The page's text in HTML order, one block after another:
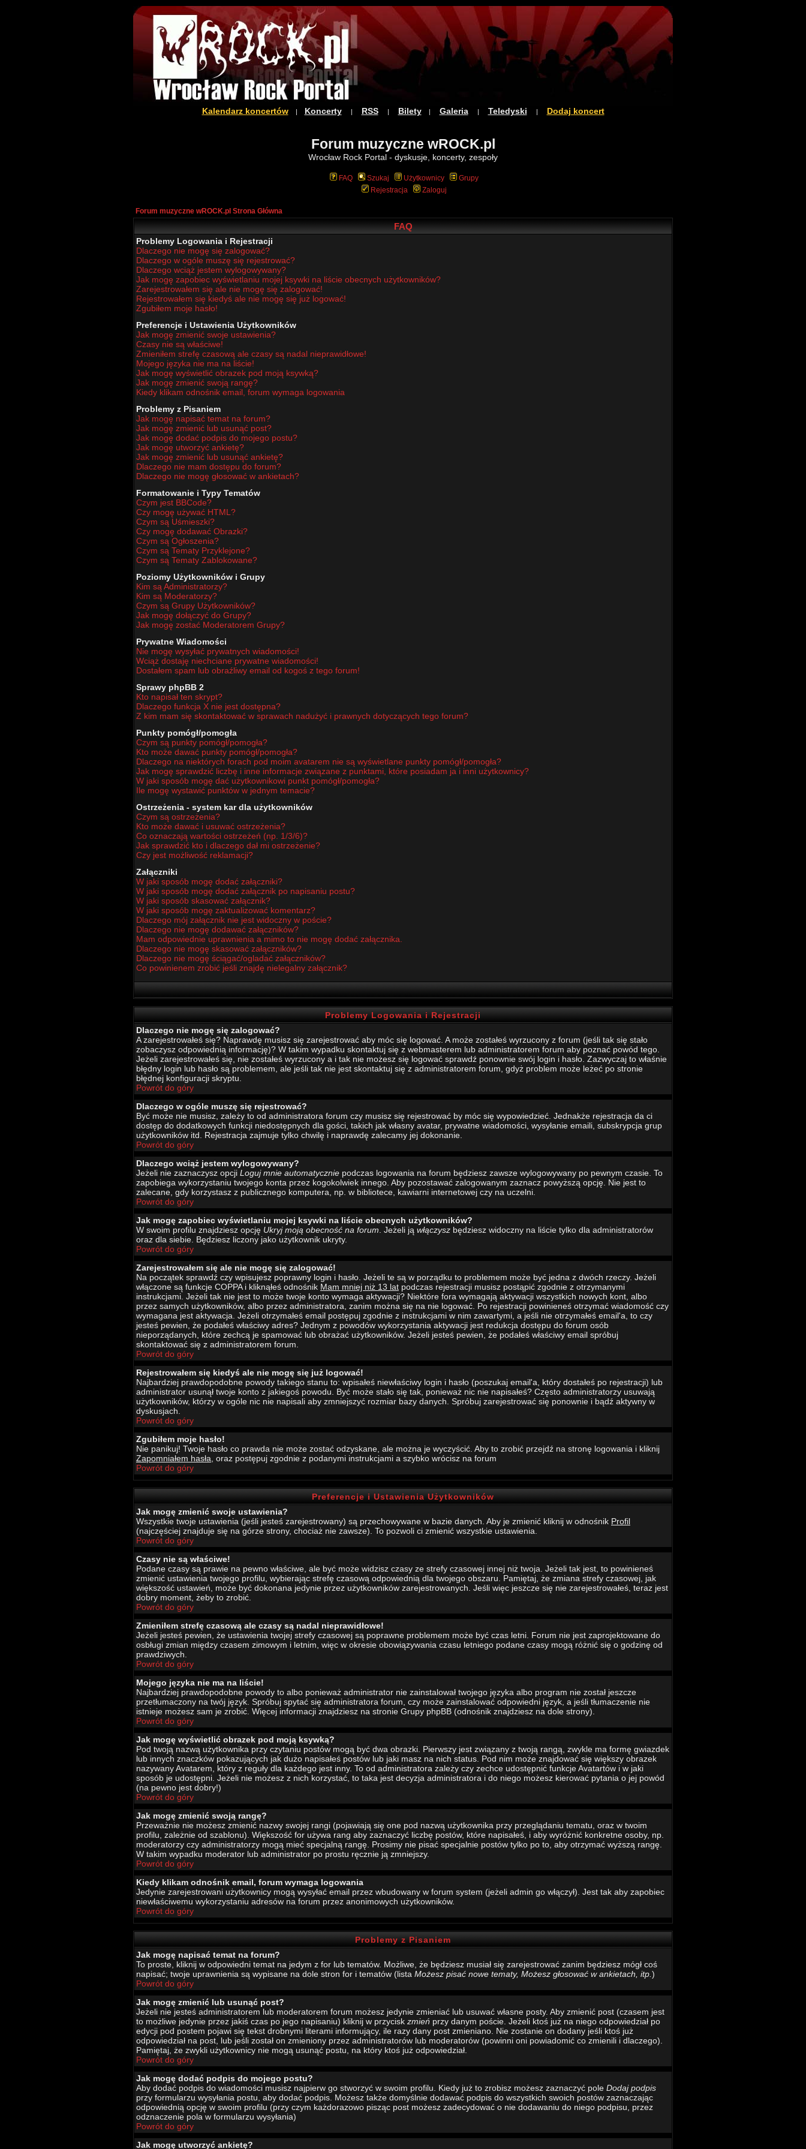
Kalendarz koncertów| Koncerty| RSS| Bilety| Galeria| Teledyski | Dodaj koncert
Forum muzyczne wROCK.pl
Wrocław Rock Portal - dyskusje, koncerty, zespoły
FAQ Szukaj Użytkownicy
Grupy
Rejestracja
Zaloguj
Forum muzyczne wROCK.pl Strona Główna
FAQ
Problemy Logowania i Rejestracji
Dlaczego nie mogę się zalogować?
Dlaczego w ogóle muszę się rejestrować?
Dlaczego wciąż jestem wylogowywany?
Jak mogę zapobiec wyświetlaniu mojej ksywki na liście obecnych użytkowników?
Zarejestrowałem się ale nie mogę się zalogować!
Rejestrowałem się kiedyś ale nie mogę się już logować!
Zgubiłem moje hasło!
Preferencje i Ustawienia Użytkowników
Jak mogę zmienić swoje ustawienia?
Czasy nie są właściwe!
Zmieniłem strefę czasową ale czasy są nadal nieprawidłowe!
Mojego języka nie ma na liście!
Jak mogę wyświetlić obrazek pod moją ksywką?
Jak mogę zmienić swoją rangę?
Kiedy klikam odnośnik email, forum wymaga logowania
Problemy z Pisaniem
Jak mogę napisać temat na forum?
Jak mogę zmienić lub usunąć post?
Jak mogę dodać podpis do mojego postu?
Jak mogę utworzyć ankietę?
Jak mogę zmienić lub usunąć ankietę?
Dlaczego nie mam dostępu do forum?
Dlaczego nie mogę głosować w ankietach?
Formatowanie i Typy Tematów
Czym jest BBCode?
Czy mogę używać HTML?
Czym są Uśmieszki?
Czy mogę dodawać Obrazki?
Czym są Ogłoszenia?
Czym są Tematy Przyklejone?
Czym są Tematy Zablokowane?
Poziomy Użytkowników i Grupy
Kim są Administratorzy?
Kim są Moderatorzy?
Czym są Grupy Użytkowników?
Jak mogę dołączyć do Grupy?
Jak mogę zostać Moderatorem Grupy?
Prywatne Wiadomości
Nie mogę wysyłać prywatnych wiadomości!
Wciąż dostaję niechciane prywatne wiadomości!
Dostałem spam lub obraźliwy email od kogoś z tego forum!
Sprawy phpBB 2
Kto napisał ten skrypt?
Dlaczego funkcja X nie jest dostępna?
Z kim mam się skontaktować w sprawach nadużyć i prawnych dotyczących tego forum?
Punkty pomógł/pomogła
Czym są punkty pomógł/pomogła?
Kto może dawać punkty pomógł/pomogła?
Dlaczego na niektórych forach pod moim avatarem nie są wyświetlane punkty pomógł/pomogła?
Jak mogę sprawdzić liczbę i inne informacje związane z punktami, które posiadam ja i inni użytkownicy?
W jaki sposób mogę dać użytkownikowi punkt pomógł/pomogła?
Ile mogę wystawić punktów w jednym temacie?
Ostrzeżenia - system kar dla użytkowników
Czym są ostrzeżenia?
Kto może dawać i usuwać ostrzeżenia?
Co oznaczają wartości ostrzeżeń (np. 1/3/6)?
Jak sprawdzić kto i dlaczego dał mi ostrzeżenie?
Czy jest możliwość reklamacji?
Załączniki
W jaki sposób mogę dodać załączniki?
W jaki sposób mogę dodać załącznik po napisaniu postu?
W jaki sposób skasować załącznik?
W jaki sposób mogę zaktualizować komentarz?
Dlaczego mój załącznik nie jest widoczny w poście?
Dlaczego nie mogę dodawać załączników?
Mam odpowiednie uprawnienia a mimo to nie mogę dodać załącznika.
Dlaczego nie mogę skasować załączników?
Dlaczego nie mogę ściągać/ogladać załączników?
Co powinienem zrobić jeśli znajdę nielegalny załącznik?
Problemy Logowania i Rejestracji
Dlaczego nie mogę się zalogować?
A zarejestrowałeś się? Naprawdę musisz się zarejestrować aby móc się logować. A może zostałeś wyrzucony z forum (jeśli tak się stało
zobaczysz odpowiednią informację)? W takim wypadku skontaktuj się z webmasterem lub administratorem forum aby poznać powód tego.
Jeżeli zarejestrowałeś się, nie zostałeś wyrzucony a i tak nie możesz się logować sprawdź ponownie swój login i hasło. Zazwyczaj to właśnie
błędny login lub hasło są problemem, ale jeśli tak nie jest skontaktuj się z administratorem forum, gdyż problem może leżeć po stronie
błędnej konfiguracji skryptu.
Powrót do góry
Dlaczego w ogóle muszę się rejestrować?
Być może nie musisz, zależy to od administratora forum czy musisz się rejestrować by móc się wypowiedzieć. Jednakże rejestracja da ci
dostęp do dodatkowych funkcji niedostępnych dla gości, takich jak własny avatar, prywatne wiadomości, wysyłanie emaili, subskrypcja grup
użytkowników itd. Rejestracja zajmuje tylko chwilę i naprawdę zalecamy jej dokonanie.
Powrót do góry
Dlaczego wciąż jestem wylogowywany?
Jeżeli nie zaznaczysz opcji Loguj mnie automatycznie podczas logowania na forum będziesz zawsze wylogowywany po pewnym czasie. To
zapobiega wykorzystaniu twojego konta przez kogokolwiek innego. Aby pozostawać zalogowanym zaznacz powyższą opcję. Nie jest to
zalecane, gdy korzystasz z publicznego komputera, np. w bibliotece, kawiarni internetowej czy na uczelni.
Powrót do góry
Jak mogę zapobiec wyświetlaniu mojej ksywki na liście obecnych użytkowników?
W swoim profilu znajdziesz opcję Ukryj moją obecność na forum . Jeżeli ją włączysz będziesz widoczny na liście tylko dla administratorów
oraz dla siebie. Będziesz liczony jako użytkownik ukryty.
Powrót do góry
Zarejestrowałem się ale nie mogę się zalogować!
Na początek sprawdź czy wpisujesz poprawny login i hasło. Jeżeli te są w porządku to problemem może być jedna z dwóch rzeczy. Jeżeli
włączone są funkcje COPPA i kliknąłeś odnośnik Mam mniej niż 13 lat podczas rejestracji musisz postąpić zgodnie z otrzymanymi
instrukcjami. Jeżeli tak nie jest to może twoje konto wymaga aktywacji? Niektóre fora wymagają aktywacji wszystkich nowych kont, albo
przez samych użytkowników, albo przez administratora, zanim można się na nie logować. Po rejestracji powinieneś otrzymać wiadomość czy
wymagana jest aktywacja. Jeżeli otrzymałeś email postępuj zgodnie z instrukcjami w nim zawartymi, a jeśli nie otrzymałeś email'a, to czy
jesteś pewien, że podałeś właściwy adres? Jednym z powodów wykorzystania aktywacji jest redukcja dostępu do forum osób
nieporządanych, które zechcą je spamować lub obrażać użytkowników. Jeżeli jesteś pewien, że podałeś właściwy email spróbuj
skontaktować się z administratorem forum.
Powrót do góry
Rejestrowałem się kiedyś ale nie mogę się już logować!
Najbardziej prawdopodobne powody takiego stanu to: wpisałeś niewłaściwy login i hasło (poszukaj email'a, który dostałeś po rejestracji) lub
administrator usunął twoje konto z jakiegoś powodu. Być może stało się tak, ponieważ nic nie napisałeś? Często administratorzy usuwają
użytkowników, którzy w ogóle nic nie napisali aby zmniejszyć rozmiar bazy danych. Spróbuj zarejestrować się ponownie i bądź aktywny w
dyskusjach.
Powrót do góry
Zgubiłem moje hasło!
Nie panikuj! Twoje hasło co prawda nie może zostać odzyskane, ale można je wyczyścić. Aby to zrobić przejdź na stronę logowania i kliknij
Zapomniałem hasła , oraz postępuj zgodnie z podanymi instrukcjami a szybko wrócisz na forum
Powrót do góry
Preferencje i Ustawienia Użytkowników
Jak mogę zmienić swoje ustawienia?
Wszystkie twoje ustawienia (jeśli jesteś zarejestrowany) są przechowywane w bazie danych. Aby je zmienić kliknij w odnośnik Profil
(najczęściej znajduje się na górze strony, chociaż nie zawsze). To pozwoli ci zmienić wszystkie ustawienia.
Powrót do góry
Czasy nie są właściwe!
Podane czasy są prawie na pewno właściwe, ale być może widzisz czasy ze strefy czasowej innej niż twoja. Jeżeli tak jest, to powinieneś
zmienić ustawienia twojego profilu, wybierając strefę czasową odpowiednią dla twojego obszaru. Pamiętaj, że zmiana strefy czasowej, jak
większość ustawień, może być dokonana jedynie przez użytkowników zarejestrowanych. Jeśli więc jeszcze się nie zarejestrowałeś, teraz jest
dobry moment, żeby to zrobić.
Powrót do góry
Zmieniłem strefę czasową ale czasy są nadal nieprawidłowe!
Jeżeli jesteś pewien, że ustawienia twojej strefy czasowej są poprawne problemem może być czas letni. Forum nie jest zaprojektowane do
osbługi zmian między czasem zimowym i letnim, więc w okresie obowiązywania czasu letniego podane czasy mogą różnić się o godzinę od
prawdziwych.
Powrót do góry
Mojego języka nie ma na liście!
Najbardziej prawdopodobne powody to albo ponieważ administrator nie zainstalował twojego języka albo program nie został jeszcze
przetłumaczony na twój język. Spróbuj spytać się administratora forum, czy może zainstalować odpowiedni język, a jeśli tłumaczenie nie
istnieje możesz sam je zrobić. Więcej informacji znajdziesz na stronie Grupy phpBB (odnośnik znajdziesz na dole strony).
Powrót do góry
Jak mogę wyświetlić obrazek pod moją ksywką?
Pod twoją nazwą użytkownika przy czytaniu postów mogą być dwa obrazki. Pierwszy jest związany z twoją rangą, zwykle ma formę gwiazdek
lub innych znaczków pokazujących jak dużo napisałeś postów lub jaki masz na nich status. Pod nim może znajdować się większy obrazek
nazywany Avatarem, który z reguły dla każdego jest inny. To od administratora zależy czy zechce udostępnić funkcje Avatartów i w jaki
sposób je udostępni. Jeżeli nie możesz z nich korzystać, to taka jest decyzja administratora i do niego możesz kierować pytania o jej powód
(na pewno jest dobry!)
Powrót do góry
Jak mogę zmienić swoją rangę?
Przeważnie nie możesz zmienić nazwy swojej rangi (pojawiają się one pod nazwą użytkownika przy przeglądaniu tematu, oraz w twoim
profilu, zależnie od szablonu). Większość for używa rang aby zaznaczyć liczbę postów, które napisałeś, i aby wyróżnić konkretne osoby, np.
moderatorzy czy administratorzy mogą mieć specjalną rangę. Prosimy nie pisać specjalnie postów tylko po to, aby otrzymać wyższą rangę.
W takim wypadku moderator lub administrator po prostu ręcznie ją zmniejszy.
Powrót do góry
Kiedy klikam odnośnik email, forum wymaga logowania
Jedynie zarejestrowani użytkownicy mogą wysyłać email przez wbudowany w forum system (jeżeli admin go włączył). Jest tak aby zapobiec
niewłaściwemu wykorzystaniu adresów na forum przez anonimowych użytkowników.
Powrót do góry
Problemy z Pisaniem
Jak mogę napisać temat na forum?
To proste, kliknij w odpowiedni temat na jedym z for lub tematów. Możliwe, że będziesz musiał się zarejestrować zanim będziesz mógł coś
napisać; twoje uprawnienia są wypisane na dole stron for i tematów (lista Możesz pisać nowe tematy, Możesz głosować w ankietach, itp. )
Powrót do góry
Jak mogę zmienić lub usunąć post?
Jeżeli nie jesteś administratorem lub moderatorem forum możesz jedynie zmieniać lub usuwać własne posty. Aby zmienić post (czasem jest
to możliwe jedynie przez jakiś czas po jego napisaniu) kliknij w przycisk zmień przy danym poście. Jeżeli ktoś już na niego odpowiedział po
edycji pod postem pojawi się tekst drobnymi literami informujący, ile razy dany post zmieniano. Nie zostanie on dodany jeśli ktoś już
odpowiedział na post, lub jeśli został on zmieniony przez administratorów lub moderatorów (powinni oni powiadomić co zmienili i dlaczego).
Pamiętaj, że zwykli użytkownicy nie mogą usunąć postu, na który ktoś już odpowiedział.
Powrót do góry
Jak mogę dodać podpis do mojego postu?
Aby dodać podpis do wiadomości musisz najpierw go stworzyć w swoim profilu. Kiedy już to zrobisz możesz zaznaczyć pole Dodaj podpis
przy formularzu wysyłania postu, aby dodać podpis. Możesz także domyślnie dodawać podpis do wszystkich swoich postów zaznaczając
odpowiednią opcję w swoim profilu (przy czym każdorazowo pisząc post możesz zadecydować o nie dodawaniu do niego podpisu, przez
odznaczenie pola w formularzu wysyłania)
Powrót do góry
Jak mogę utworzyć ankietę?